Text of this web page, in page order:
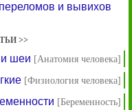
и вывихов
>>
шеи [Анатомия человека]
[Физиология человека]
[Беременность]